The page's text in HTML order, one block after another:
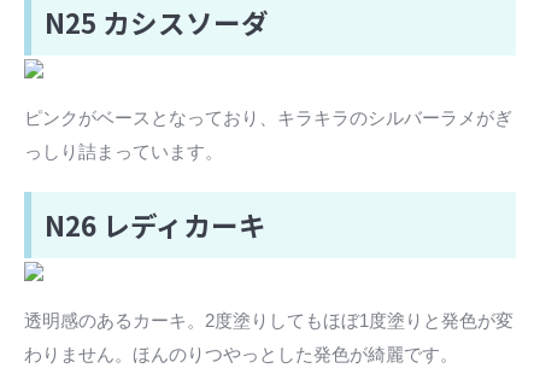
N25 カシスソーダ
ピンクがベースとなっており、キラキラのシルバーラメがぎ
っしり詰まっています。
N26 レディカーキ
透明感のあるカーキ。2度塗りしてもほぼ1度塗りと発色が変
わりません。ほんのりつやっとした発色が綺麗です。